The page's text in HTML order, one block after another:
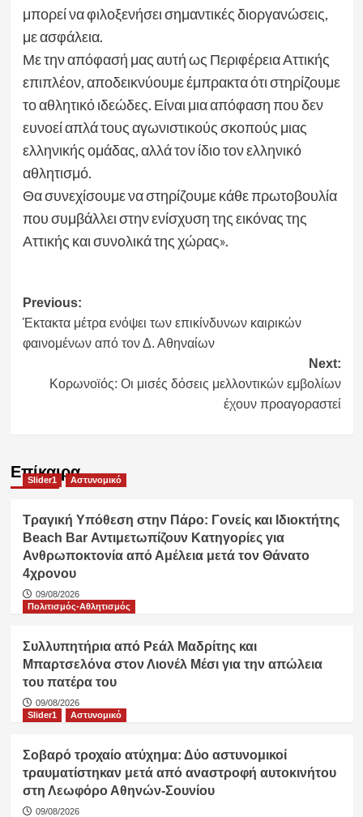
μπορεί να φιλοξενήσει σημαντικές διοργανώσεις,
με ασφάλεια.
Με την απόφασή μας αυτή ως Περιφέρεια Αττικής
επιπλέον, αποδεικνύουμε έμπρακτα ότι στηρίζουμε
το αθλητικό ιδεώδες. Είναι μια απόφαση που δεν
ευνοεί απλά τους αγωνιστικούς σκοπούς μιας
ελληνικής ομάδας, αλλά τον ίδιο τον ελληνικό
αθλητισμό.
Θα συνεχίσουμε να στηρίζουμε κάθε πρωτοβουλία
που συμβάλλει στην ενίσχυση της εικόνας της
Αττικής και συνολικά της χώρας».
Post
navigation
Previous:
Έκτακτα μέτρα ενόψει των επικίνδυνων καιρικών
φαινομένων από τον Δ. Αθηναίων
Next:
Κορωνοϊός: Οι μισές δόσεις μελλοντικών εμβολίων
έχουν προαγοραστεί
Επίκαιρα
Slider1 Αστυνομικό
Τραγική Υπόθεση στην Πάρο: Γονείς και Ιδιοκτήτης
Beach Bar Αντιμετωπίζουν Κατηγορίες για
Ανθρωποκτονία από Αμέλεια μετά τον Θάνατο
4χρονου
09/08/2026
Πολιτισμός-Αθλητισμός
Συλλυπητήρια από Ρεάλ Μαδρίτης και
Μπαρτσελόνα στον Λιονέλ Μέσι για την απώλεια
του πατέρα του
09/08/2026
Slider1
Αστυνομικό
Σοβαρό τροχαίο ατύχημα: Δύο αστυνομικοί
τραυματίστηκαν μετά από αναστροφή αυτοκινήτου
στη Λεωφόρο Αθηνών-Σουνίου
09/08/2026